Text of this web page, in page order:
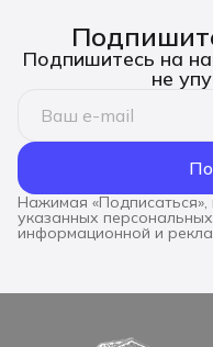
Подпишитесь на
не
Нажимая
указанных
информационной и